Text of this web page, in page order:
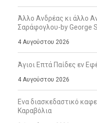
Άλλο Ανδρέας κι άλλο
Σαράφογλου-by George
4 Αυγούστου 2026
Άγιοι Επτά Παίδες εν
4 Αυγούστου 2026
Ενα διασκεδαστικό
Καραβόλια